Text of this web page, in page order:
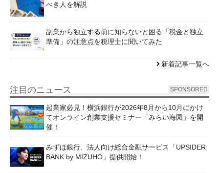
べき人を解説
副業から独立する前に知らないと困る「税金と独立
準備」の注意点を税理士に聞いてみた
新着記事一覧へ
注目のニュース SPONSORED
起業家必見！横浜銀行が2026年8月から10月にかけ
てオンライン創業支援セミナー「みらい海図」を開
催！
みずほ銀行、法人向け総合金融サービス「UPSIDER
BANK by MIZUHO」提供開始！